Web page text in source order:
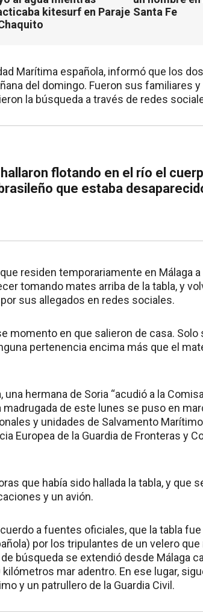
kitesurf en Paraje Santa Fe
Marítima española, informó que los
del domingo. Fueron sus familiares
la búsqueda a través de redes
flotando en el río el
que estaba
residen temporariamente en Málaga
tomando mates arriba de la tabla, y
sus allegados en redes sociales.
momento en que salieron de casa. Solo
pertenencia encima más que el
hermana de Soria “acudió a la
madrugada de este lunes se puso en
y unidades de Salvamento
Europea de la Guardia de Fronteras y
que había sido hallada la tabla, y que
y un avión.
a fuentes oficiales, que la tabla
por los tripulantes de un velero que
búsqueda se extendió desde Málaga
mar adentro. En ese lugar,
y un patrullero de la Guardia Civil.